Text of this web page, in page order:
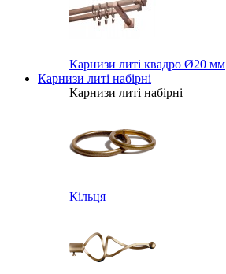
Карнизи литі квадро Ø20 мм
Карнизи литі набірні
Карнизи литі набірні
Кільця